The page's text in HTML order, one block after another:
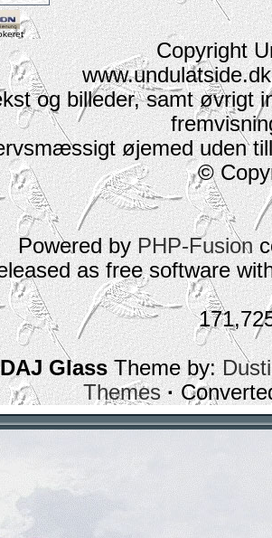
Copyright
og billeder, samt øvrigt
øjemed uden
©
Powered byPHP-Fusion
as free software
DAJ GlassTheme by:
Themes ·